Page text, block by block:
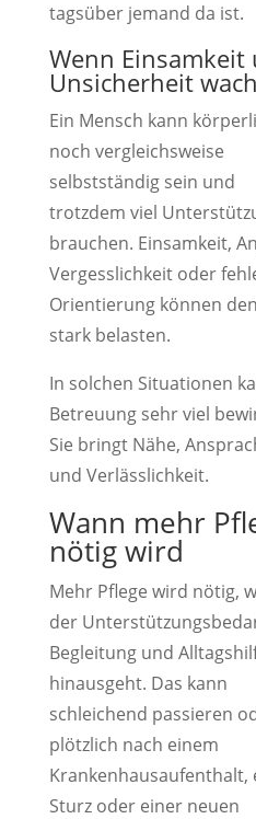
tagsüber jemand da ist.
Wenn Einsamkeit
Unsicherheit
Ein Mensch kann
noch vergleichsweise
selbstständig sein und
trotzdem viel
brauchen. Einsamkeit,
Vergesslichkeit oder
Orientierung können
stark belasten.
In solchen Situationen
Betreuung sehr viel
Sie bringt Nähe,
und Verlässlichkeit.
Wann mehr
nötig wird
Mehr Pflege wird nötig,
der
Begleitung und
hinausgeht. Das kann
schleichend passieren
plötzlich nach einem
Krankenhausaufenthalt,
Sturz oder einer neuen